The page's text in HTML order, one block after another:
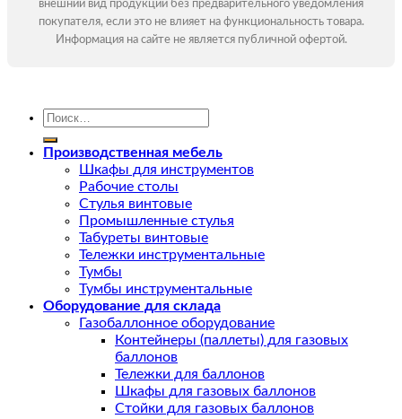
внешний вид продукции без предварительного уведомления
покупателя, если это не влияет на функциональность товара.
Информация на сайте не является публичной офертой.
Искать:
Производственная мебель
Шкафы для инструментов
Рабочие столы
Стулья винтовые
Промышленные стулья
Табуреты винтовые
Тележки инструментальные
Тумбы
Тумбы инструментальные
Оборудование для склада
Газобаллонное оборудование
Контейнеры (паллеты) для газовых
баллонов
Тележки для баллонов
Шкафы для газовых баллонов
Стойки для газовых баллонов